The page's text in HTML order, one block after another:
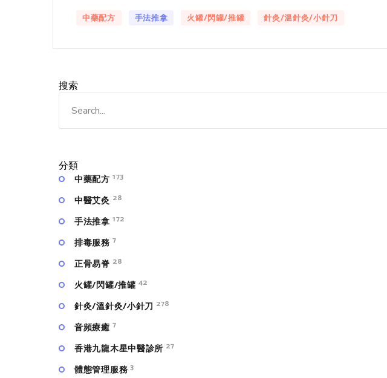
中藥配方 手法推拿 火罐/閃罐/推罐 針灸/溫針灸/小針刀
搜索
分類
中藥配方 173
中醫艾灸 28
手法推拿 172
排毒服務 7
正骨易脊 28
火罐/閃罐/推罐 42
針灸/溫針灸/小針刀 278
⾳頻療癒 7
香港九龍木星中醫診所 27
體態管理服務 3